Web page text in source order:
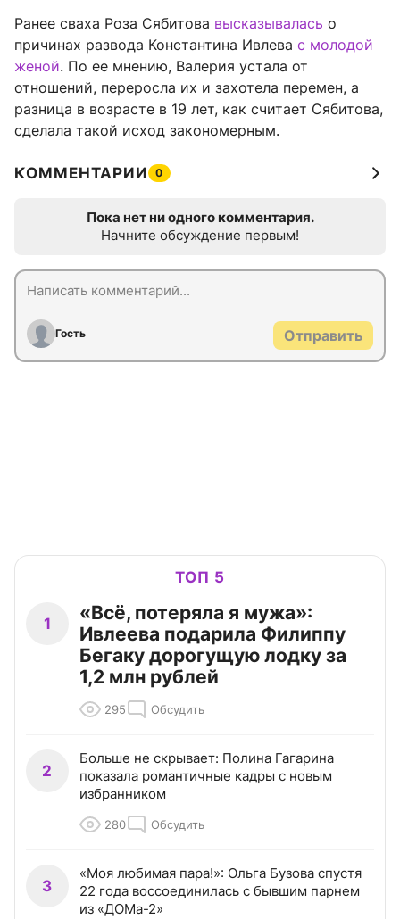
Ранее сваха Роза Сябитова высказывалась о
причинах развода Константина Ивлева с молодой
женой. По ее мнению, Валерия устала от
отношений, переросла их и захотела перемен, а
разница в возрасте в 19 лет, как считает Сябитова,
сделала такой исход закономерным.
КОММЕНТАРИИ 0
Пока нет ни одного комментария.
Начните обсуждение первым!
Гость Отправить
ТОП 5
1
«Всё, потеряла я мужа»:
Ивлеева подарила Филиппу
Бегаку дорогущую лодку за
1,2 млн рублей
295 Обсудить
2
Больше не скрывает: Полина Гагарина
показала романтичные кадры с новым
избранником
280 Обсудить
3
«Моя любимая пара!»: Ольга Бузова спустя
22 года воссоединилась с бывшим парнем
из «ДОМа-2»